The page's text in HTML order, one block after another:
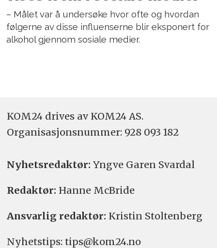
– Målet var å undersøke hvor ofte og hvordan
følgerne av disse influenserne blir eksponert for
alkohol gjennom sosiale medier.
KOM24 drives av KOM24 AS.
Organisasjons­nummer: 928 093 182
Nyhetsredaktør: Yngve Garen Svardal
Redaktør: Hanne McBride
Ansvarlig redaktør: Kristin Stoltenberg
Nyhetstips: tips@kom24.no